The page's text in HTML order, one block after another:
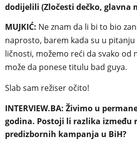
dodijelili (Zločesti dečko, glavna
MUJKIĆ: Ne znam da li bi to bio
naprosto, barem kada su u
ličnosti, možemo reći da svako od
može da ponese titulu bad guya.
Slab sam režiser očito!
INTERVIEW.BA: Živimo u
godina. Postoji li razlika između
predizbornih kampanja u BiH?